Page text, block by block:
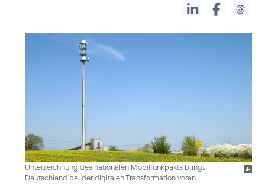
Unterzeichnung des nationalen Mobilfunkpakts bringt
Deutschland bei der digitalen Transformation voran.